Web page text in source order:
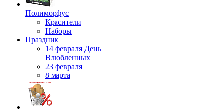
Полиморфус
Красители
Наборы
Праздник
14 февраля День
Влюбленных
23 февраля
8 марта